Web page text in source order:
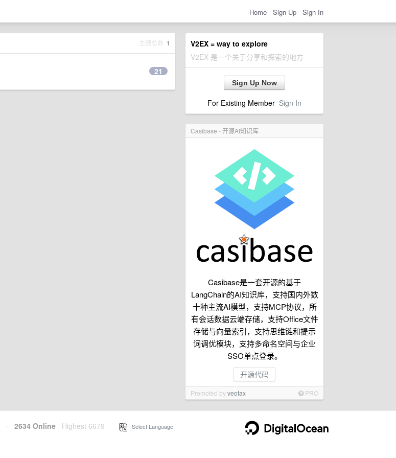
Home Sign Up Sign In
V2EX = way to explore
V2EX 是一个关于分享和探索的地方
Sign Up Now
For Existing Member Sign In
Casibase - 开源AI知识库
Casibase是一套开源的基于
LangChain的AI知识库，支持国内外数
十种主流AI模型，支持MCP协议，所
有会话数据云端存储，支持Office文件
存储与向量索引，支持思维链和提示
词调优模块，支持多命名空间与企业
SSO单点登录。
开源代码
Promoted byveotax PRO
主题总数 1
21
· 2634 Online Highest 6679 Select Language